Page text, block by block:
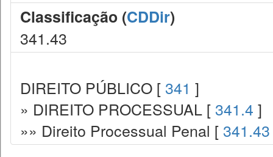
Classificação (CDDir)
341.43
DIREITO PÚBLICO [ 341 ]
» DIREITO PROCESSUAL [ 341.4 ]
»» Direito Processual Penal [ 341.43